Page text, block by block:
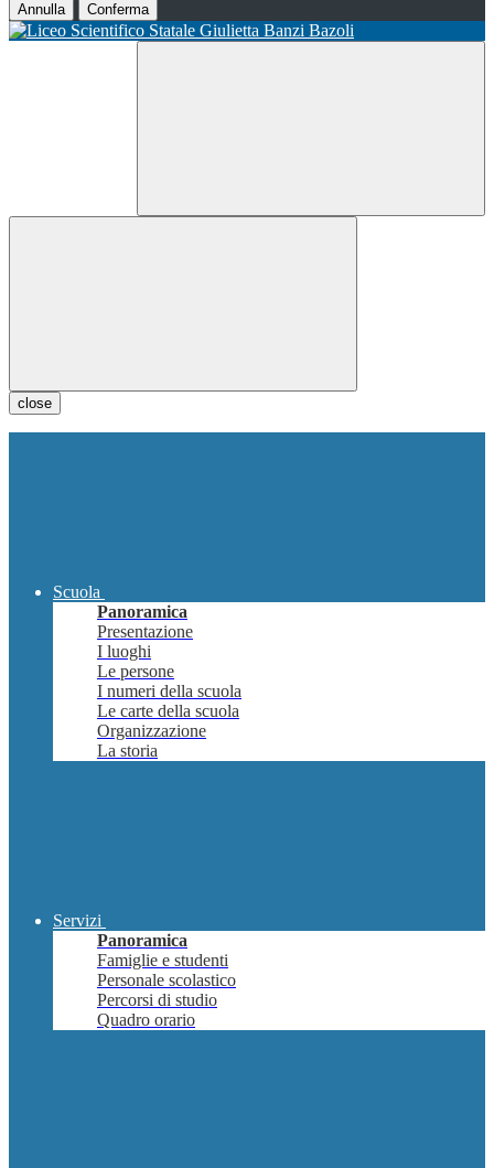
Annulla Conferma
close
Scuola
Panoramica
Presentazione
I luoghi
Le persone
I numeri della scuola
Le carte della scuola
Organizzazione
La storia
Servizi
Panoramica
Famiglie e studenti
Personale scolastico
Percorsi di studio
Quadro orario